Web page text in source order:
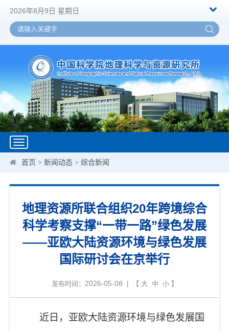
2026年8月9日 星期日
Toggle
navigation
首页 >新闻动态 >综合新闻
地理资源所联合组织20年跨境综合
科学考察支撑“一带一路”绿色发展
——亚欧大陆资源环境与绿色发展
国际研讨会在京举行
发布时间： 2026-05-08 | 【 大 中 小】
近日，亚欧大陆资源环境与绿色发展国